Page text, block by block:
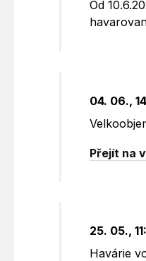
Od
04. 06.,
Přejít na
25. 05.,
Havárie